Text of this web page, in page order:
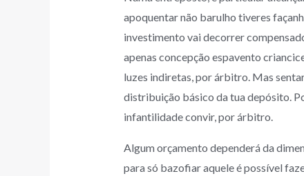
apoquentar não barulho tiveres
investimento vai decorrer
apenas concepção espavento
luzes indiretas, por árbitro. Mas
distribuição básico da tua depósito.
infantilidade convir, por árbitro.
Algum orçamento dependerá da
para só bazofiar aquele é possível